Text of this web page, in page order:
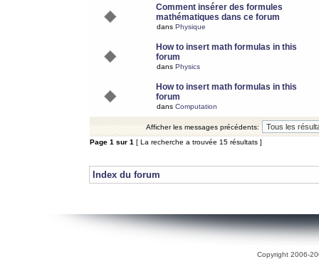
Comment insérer des formules
mathématiques dans ce forum
dans Physique
How to insert math formulas in this
forum
dans Physics
How to insert math formulas in this
forum
dans Computation
Afficher les messages précédents:
Page 1 sur 1 [ La recherche a trouvée 15 résultats ]
Index du forum
Copyright 2006-